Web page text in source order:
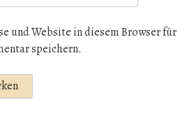
und Website in diesem Browser für
speichern.